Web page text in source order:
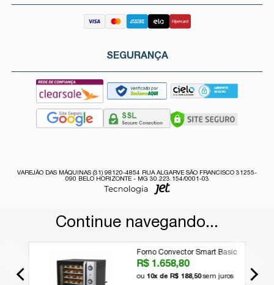
SEGURANÇA
VAREJÃO DAS MÁQUINAS (31) 98120-4854 RUA ALGARVE SÃO FRANCISCO 31255-
090 BELO HORIZONTE - MG 30.223.154/0001-03